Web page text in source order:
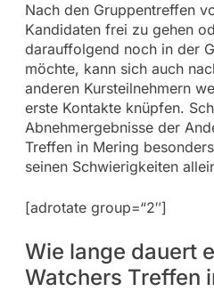
Nach den Gruppentreffen
Kandidaten frei zu gehen
darauffolgend noch in der
möchte, kann sich auch
anderen Kursteilnehmern
erste Kontakte knüpfen.
Abnehmergebnisse der
Treffen in Mering
seinen Schwierigkeiten
[adrotate group=“2″]
Wie lange dauert
Watchers Treffen